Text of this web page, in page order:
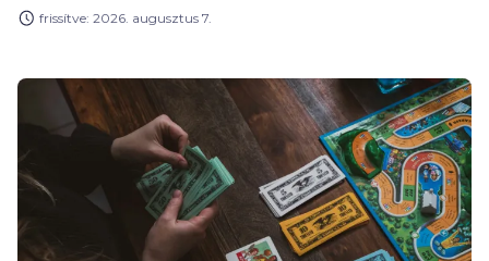
közhiedelemmel ellentétben nem csak a közvetlen
szakorvos segítségével eloszlatja a leggyakoribb
tévhiteket, és bemutatja, mire érdemes figyelni az
önvizsgálat és a szűrés során. A pénztári
megtakarításból akár a rendszeres szűrést is ki
lehet fizetni.
frissítve: 2026. augusztus 7.